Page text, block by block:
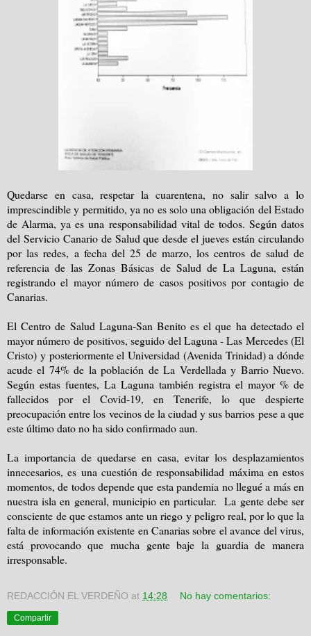
Quedarse en casa, respetar la cuarentena, no salir salvo a lo
imprescindible y permitido, ya no es solo una obligación del Estado
de Alarma, ya es una responsabilidad vital de todos. Según datos
del Servicio Canario de Salud que desde el jueves están circulando
por las redes, a fecha del 25 de marzo, los centros de salud de
referencia de las Zonas Básicas de Salud de La Laguna, están
registrando el mayor número de casos positivos por contagio de
Canarias.
El Centro de Salud Laguna-San Benito es el que ha detectado el
mayor número de positivos, seguido del Laguna - Las Mercedes (El
Cristo) y posteriormente el Universidad (Avenida Trinidad) a dónde
acude el 74% de la población de La Verdellada y Barrio Nuevo.
Según estas fuentes, La Laguna también registra el mayor % de
fallecidos por el Covid-19, en Tenerife, lo que despierte
preocupación entre los vecinos de la ciudad y sus barrios pese a que
este último dato no ha sido confirmado aun.
La importancia de quedarse en casa, evitar los desplazamientos
innecesarios, es una cuestión de responsabilidad máxima en estos
momentos, de todos depende que esta pandemia no llegué a más en
nuestra isla en general, municipio en particular. La gente debe ser
consciente de que estamos ante un riego y peligro real, por lo que la
falta de información existente en Canarias sobre el avance del virus,
está provocando que mucha gente baje la guardia de manera
irresponsable.
REDACCIÓN EL VERDEÑO at 14:28 No hay comentarios:
Compartir